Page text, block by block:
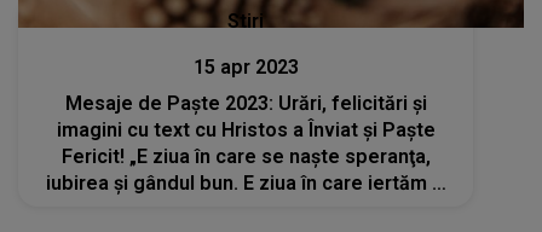
Stiri
15 apr 2023
Mesaje de Paște 2023: Urări, felicitări și
imagini cu text cu Hristos a Înviat și Paște
Fericit! „E ziua în care se naşte speranţa,
iubirea şi gândul bun. E ziua în care iertăm şi